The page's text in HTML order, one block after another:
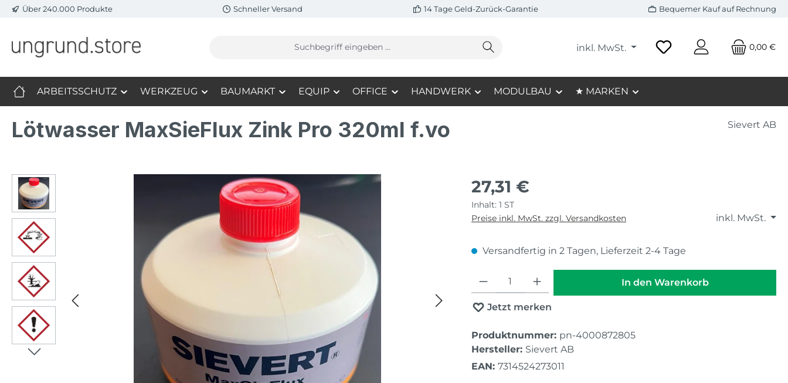
Hauptinhalt springen
Zur Suche springen
Zur Hauptnavigation springen
Über 240.000 Produkte Schneller Versand 14 Tage Geld-Zurück-Garantie Bequemer Kauf auf Rechnung
inkl. MwSt. 0,00 €
ARBEITSSCHUTZ WERKZEUG BAUMARKT EQUIP OFFICE HANDWERK MODULBAU ★ MARKEN
Lötwasser MaxSieFlux Zink Pro 320ml f.vo Sievert AB
Bildergalerie überspringen 27,31 €
Inhalt: 1 ST
inkl. MwSt.
Preise inkl. MwSt. zzgl. Versandkosten
Versandfertig in 2 Tagen, Lieferzeit 2-4 Tage
Produkt Anzahl: Gib den gewünschten Wert ein oder benutze die
In den Warenkorb
Jetzt merken
Produktnummer: pn-4000872805
Hersteller: Sievert AB
EAN: 7314524273011